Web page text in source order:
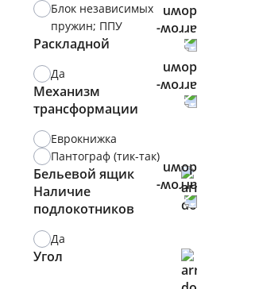
Блок независимых
пружин; ППУ
Раскладной
Да
Механизм
трансформации
Еврокнижка
Пантограф (тик-так)
Бельевой ящик
Есть
Наличие
подлокотников
Да
Угол